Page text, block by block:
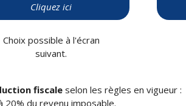
Cliquez ici
Choix possible à l'écran
suivant.
fiscale selon les règles en vigueur :
20% du revenu imposable.